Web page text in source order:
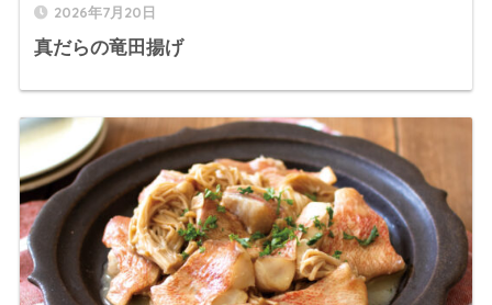
2026年7月20日
真だらの竜田揚げ